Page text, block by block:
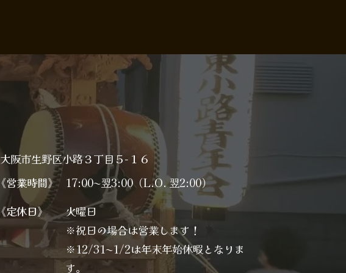
大阪市生野区小路３丁目５−１６
《営業時間》 17:00〜翌3:00（L.O. 翌2:00）
《定休日》 火曜日
※祝日の場合は営業します！
※12/31〜1/2は年末年始休暇となりま
す。